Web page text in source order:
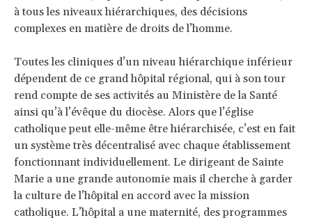
à tous les niveaux hiérarchiques, des décisions
complexes en matière de droits de l’homme.
Toutes les cliniques d’un niveau hiérarchique inférieur
dépendent de ce grand hôpital régional, qui à son tour
rend compte de ses activités au Ministère de la Santé
ainsi qu’à l’évêque du diocèse. Alors que l’église
catholique peut elle-même être hiérarchisée, c’est en fait
un système très décentralisé avec chaque établissement
fonctionnant individuellement. Le dirigeant de Sainte
Marie a une grande autonomie mais il cherche à garder
la culture de l’hôpital en accord avec la mission
catholique. L’hôpital a une maternité, des programmes